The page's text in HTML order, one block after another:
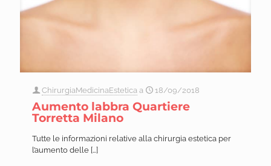
ChirurgiaMedicinaEstetica a 18/09/2018
Aumento labbra Quartiere
Torretta Milano
Tutte le informazioni relative alla chirurgia estetica per
l’aumento delle […]